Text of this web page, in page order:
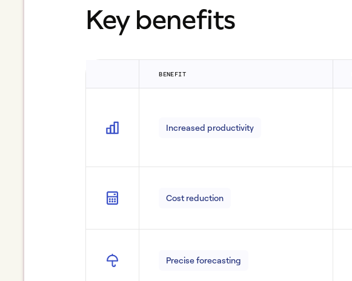
Key benefits
BENEFIT
Increased productivity
Cost reduction
Precise forecasting